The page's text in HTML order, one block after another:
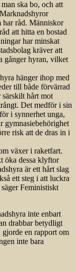
ska bo, och att
har råd. Människor
att hitta en bostad
har minskat
kräver att
gånger hyran, vilket
hänger ihop med
till både förvärrad
särskilt hårt mot
Det medför i sin
i synnerhet unga,
gymnasiebehörighet
risk att de dras in i
växer i raketfart.
öka dessa klyftor
är ett hårt slag
ett steg i att luckra
Feministiskt
inte enbart
drabbar betydligt
en rapport om
inte bara